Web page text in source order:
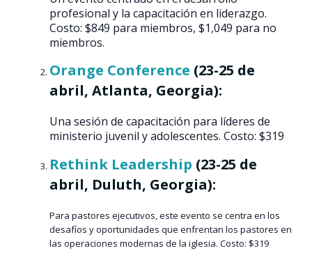
profesional y la capacitación en liderazgo.
Costo: $849 para miembros, $1,049 para no
miembros​​.
Orange Conference (23-25 de
abril, Atlanta, Georgia):
Una sesión de capacitación para líderes de
ministerio juvenil y adolescentes. Costo: $319​​
Rethink Leadership (23-25 de
abril, Duluth, Georgia):
Para pastores ejecutivos, este evento se centra en los
desafíos y oportunidades que enfrentan los pastores en
las operaciones modernas de la iglesia. Costo: $319​​